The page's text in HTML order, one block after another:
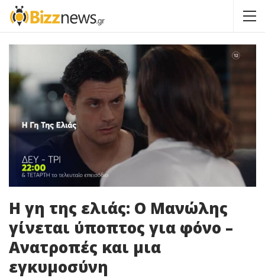
Η γη της ελιάς: Ο Μανώλης
γίνεται ύποπτος για φόνο –
Ανατροπές και μια
εγκυμοσύνη